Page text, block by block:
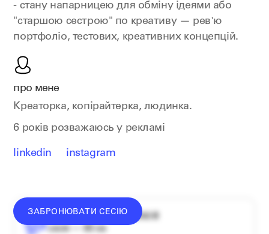
- стану напарницею для обміну ідеями або
"старшою сестрою" по креативу — рев'ю
портфоліо, тестових, креативних концепцій.
про мене
Креаторка, копірайтерка, людинка.
6 років розважаюсь у рекламі
linkedin instagram
ЗАБРОНЮВАТИ СЕСІЮ
середній донат — 1340 ₴
сесія — 60 хв